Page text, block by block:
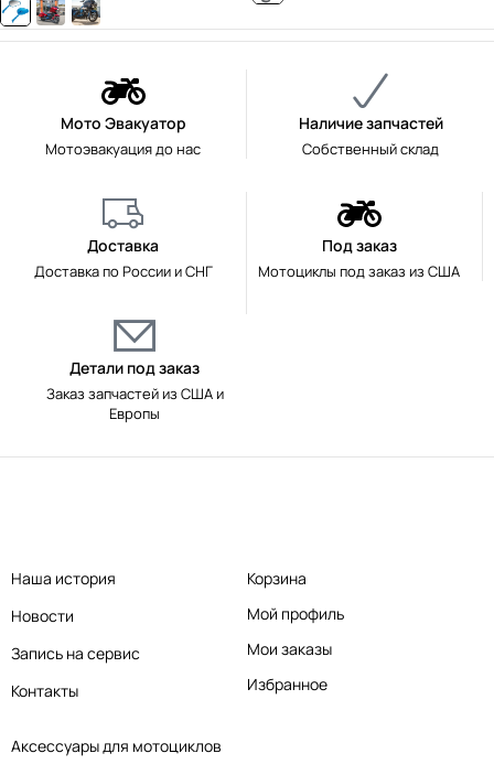
Мото Эвакуатор
Мотоэвакуация до нас
Наличие запчастей
Собственный склад
Доставка
Доставка по России и СНГ
Под заказ
Мотоциклы под заказ из США
Детали под заказ
Заказ запчастей из США и
Европы
Аксессуары для мотоциклов
Наша история
Новости
Запись на сервис
Контакты
Корзина
Мой профиль
Мои заказы
Избранное